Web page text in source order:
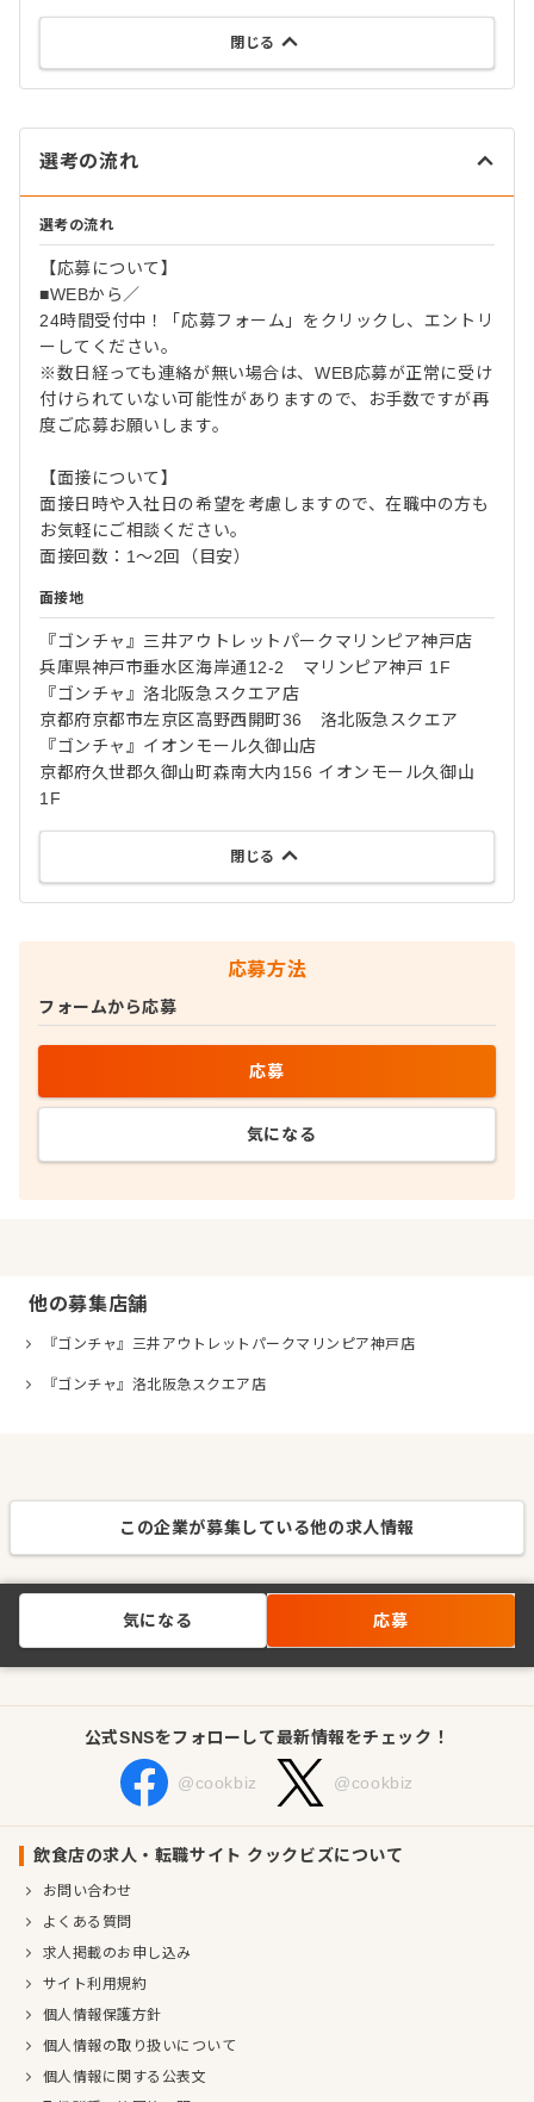
閉じる
選考の流れ
選考の流れ
【応募について】
■WEBから／
24時間受付中！「応募フォーム」をクリックし、エントリ
ーしてください。
※数日経っても連絡が無い場合は、WEB応募が正常に受け
付けられていない可能性がありますので、お手数ですが再
度ご応募お願いします。
【面接について】
面接日時や入社日の希望を考慮しますので、在職中の方も
お気軽にご相談ください。
面接回数：1～2回（目安）
面接地
『ゴンチャ』三井アウトレットパークマリンピア神戸店
兵庫県神戸市垂水区海岸通12-2 マリンピア神戸 1F
『ゴンチャ』洛北阪急スクエア店
京都府京都市左京区高野西開町36 洛北阪急スクエア
『ゴンチャ』イオンモール久御山店
京都府久世郡久御山町森南大内156 イオンモール久御山
1F
閉じる
応募方法
フォームから応募
応募
気になる
他の募集店舗
『ゴンチャ』三井アウトレットパークマリンピア神戸店
『ゴンチャ』洛北阪急スクエア店
この企業が募集している他の求人情報
気になる 応募
公式SNSをフォローして最新情報をチェック！
@cookbiz @cookbiz
飲食店の求人・転職サイト クックビズについて
お問い合わせ
よくある質問
求人掲載のお申し込み
サイト利用規約
個人情報保護方針
個人情報の取り扱いについて
個人情報に関する公表文